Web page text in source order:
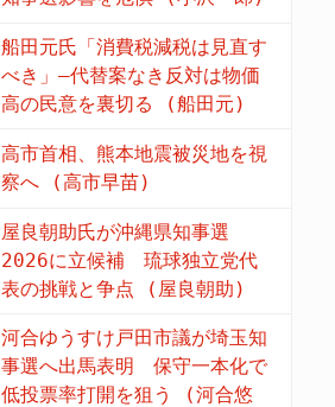
船田元氏「消費税減税は見直す
べき」―代替案なき反対は物価
高の民意を裏切る (船田元)
高市首相、熊本地震被災地を視
察へ (高市早苗)
屋良朝助氏が沖縄県知事選
2026に立候補 琉球独立党代
表の挑戦と争点 (屋良朝助)
河合ゆうすけ戸田市議が埼玉知
事選へ出馬表明 保守一本化で
低投票率打開を狙う (河合悠